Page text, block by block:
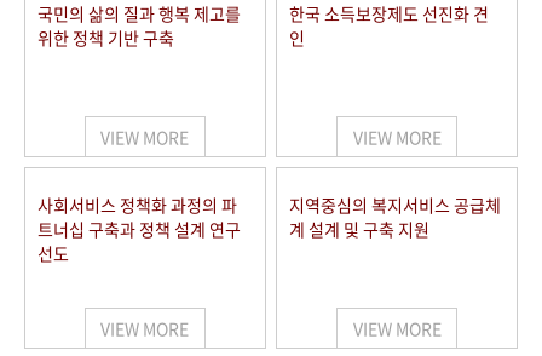
국민의 삶의 질과 행복 제고를
위한 정책 기반 구축
VIEW MORE
한국 소득보장제도 선진화 견
인
VIEW MORE
사회서비스 정책화 과정의 파
트너십 구축과 정책 설계 연구
선도
VIEW MORE
지역중심의 복지서비스 공급체
계 설계 및 구축 지원
VIEW MORE